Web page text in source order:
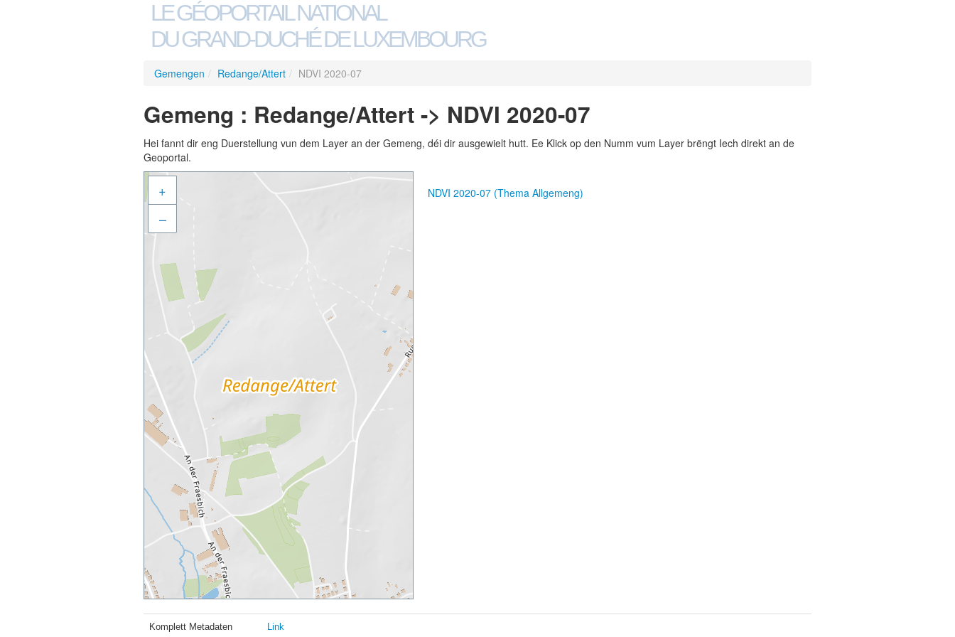
LE GÉOPORTAIL NATIONAL
DU GRAND-DUCHÉ DE LUXEMBOURG
Gemengen / Redange/Attert / NDVI 2020-07
Gemeng : Redange/Attert -> NDVI 2020-07
Hei fannt dir eng Duerstellung vun dem Layer an der Gemeng, déi dir ausgewielt hutt. Ee Klick op den Numm vum Layer brëngt Iech direkt an de
Geoportal.
+
–
NDVI 2020-07 (Thema Allgemeng)
Komplett Metadaten Link